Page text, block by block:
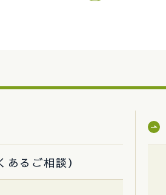
るご相談）